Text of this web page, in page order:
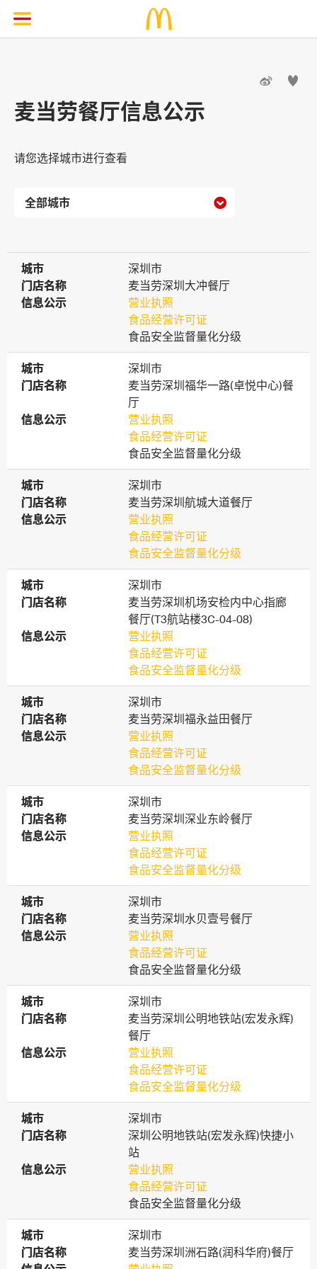
 
麦当劳餐厅信息公示
请您选择城市进行查看

城市
城市
深圳市
门店名称
门店名称
麦当劳深圳大冲餐厅
信息公示
信息公示
营业执照
食品经营许可证
食品安全监督量化分级
城市
城市
深圳市
门店名称
门店名称
麦当劳深圳福华一路(卓悦中心)餐
厅
信息公示
信息公示
营业执照
食品经营许可证
食品安全监督量化分级
城市
城市
深圳市
门店名称
门店名称
麦当劳深圳航城大道餐厅
信息公示
信息公示
营业执照
食品经营许可证
食品安全监督量化分级
城市
城市
深圳市
门店名称
门店名称
麦当劳深圳机场安检内中心指廊
餐厅(T3航站楼3C-04-08)
信息公示
信息公示
营业执照
食品经营许可证
食品安全监督量化分级
城市
城市
深圳市
门店名称
门店名称
麦当劳深圳福永益田餐厅
信息公示
信息公示
营业执照
食品经营许可证
食品安全监督量化分级
城市
城市
深圳市
门店名称
门店名称
麦当劳深圳深业东岭餐厅
信息公示
信息公示
营业执照
食品经营许可证
食品安全监督量化分级
城市
城市
深圳市
门店名称
门店名称
麦当劳深圳水贝壹号餐厅
信息公示
信息公示
营业执照
食品经营许可证
食品安全监督量化分级
城市
城市
深圳市
门店名称
门店名称
麦当劳深圳公明地铁站(宏发永辉)
餐厅
信息公示
信息公示
营业执照
食品经营许可证
食品安全监督量化分级
城市
城市
深圳市
门店名称
门店名称
深圳公明地铁站(宏发永辉)快捷小
站
信息公示
信息公示
营业执照
食品经营许可证
食品安全监督量化分级
城市
城市
深圳市
门店名称
门店名称
麦当劳深圳洲石路(润科华府)餐厅